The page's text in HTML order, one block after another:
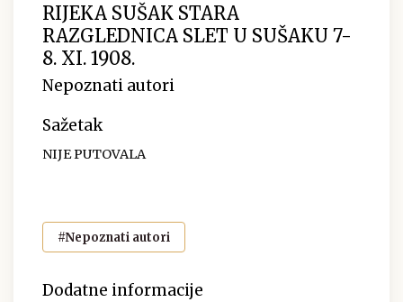
RIJEKA SUŠAK STARA
RAZGLEDNICA SLET U SUŠAKU 7-
8. XI. 1908.
Nepoznati autori
Sažetak
NIJE PUTOVALA
#Nepoznati autori
Dodatne informacije